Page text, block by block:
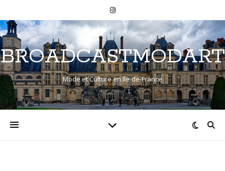
BROADCASTMODART
Mode et Culture en Ile-de-France